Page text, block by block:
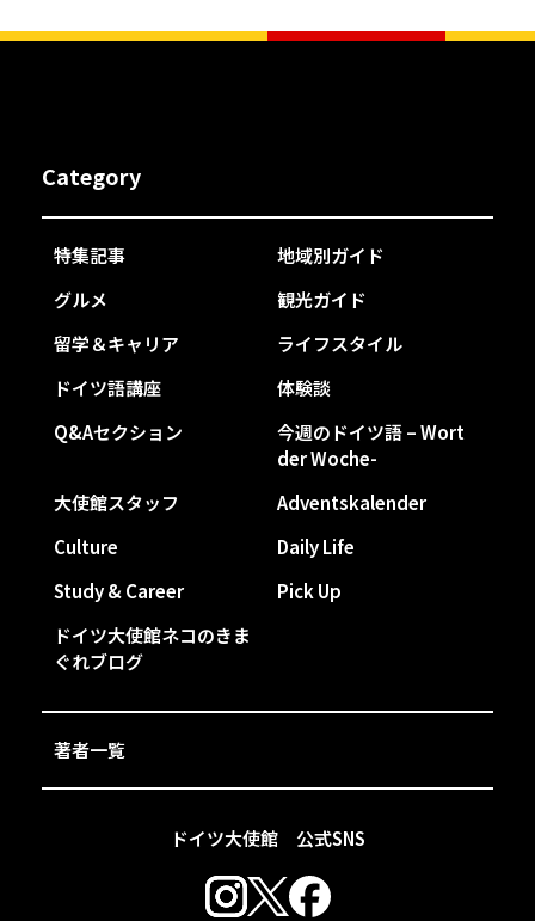
ドイツ大使館 公式SNS
Category
特集記事
地域別ガイド
グルメ
観光ガイド
留学＆キャリア
ライフスタイル
ドイツ語講座
体験談
Q&Aセクション
今週のドイツ語 – Wort
der Woche-
大使館スタッフ
Adventskalender
Culture
Daily Life
Study & Career
Pick Up
ドイツ大使館ネコのきま
ぐれブログ
著者一覧